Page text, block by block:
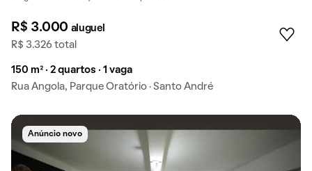
R$ 3.000 aluguel
R$ 3.326 total
150 m² · 2 quartos · 1 vaga
Rua Angola, Parque Oratório · Santo André
Anúncio novo